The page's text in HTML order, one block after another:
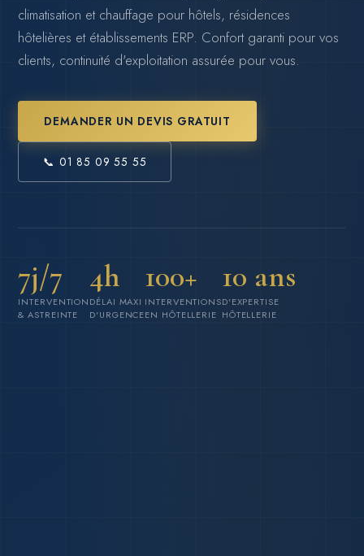
climatisation et chauffage pour hôtels, résidences
hôtelières et établissements ERP. Confort garanti pour vos
clients, continuité d'exploitation assurée pour vous.
DEMANDER UN DEVIS GRATUIT
📞 01 85 09 55 55
7j/7
INTERVENTION
& ASTREINTE
4h
DÉLAI MAXI
D'URGENCE
100+
INTERVENTIONS
EN HÔTELLERIE
10 ans
D'EXPERTISE
HÔTELLERIE